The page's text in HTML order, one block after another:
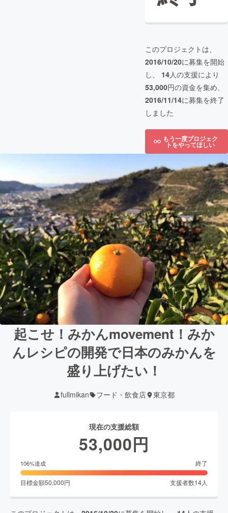
このプロジェクトは、
2016/10/20に募集を開始
し、 14人の支援により
53,000円の資金を集め、
2016/11/14に募集を終了
しました
もう一度プロジェク
トをやってほしい
起こせ！みかんmovement！みか
んレシピの開発で日本のみかんを
盛り上げたい！
fullmikan フード・飲食店 東京都
現在の支援総額
53,000円
106%達成 終了
目標金額50,000円 支援者数14人